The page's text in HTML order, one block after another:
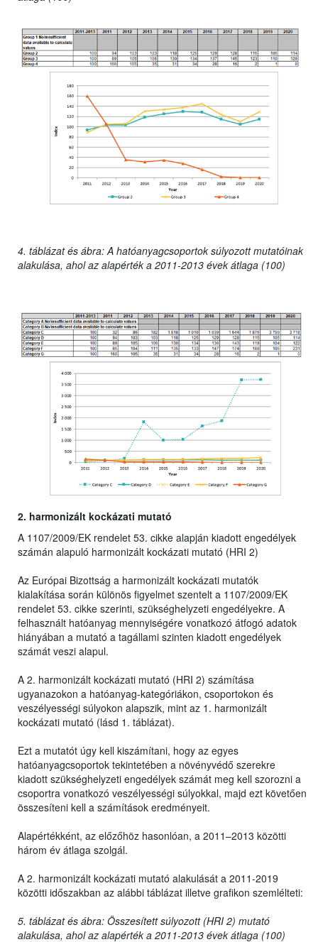
4. táblázat és ábra: A hatóanyagcsoportok súlyozott mutatóinak
alakulása, ahol az alapérték a 2011-2013 évek átlaga (100)
2. harmonizált kockázati mutató
A 1107/2009/EK rendelet 53. cikke alapján kiadott engedélyek
számán alapuló harmonizált kockázati mutató (HRI 2)
Az Európai Bizottság a harmonizált kockázati mutatók
kialakítása során különös figyelmet szentelt a 1107/2009/EK
rendelet 53. cikke szerinti, szükséghelyzeti engedélyekre. A
felhasznált hatóanyag mennyiségére vonatkozó átfogó adatok
hiányában a mutató a tagállami szinten kiadott engedélyek
számát veszi alapul.
A 2. harmonizált kockázati mutató (HRI 2) számítása
ugyanazokon a hatóanyag-kategóriákon, csoportokon és
veszélyességi súlyokon alapszik, mint az 1. harmonizált
kockázati mutató (lásd 1. táblázat).
Ezt a mutatót úgy kell kiszámítani, hogy az egyes
hatóanyagcsoportok tekintetében a növényvédő szerekre
kiadott szükséghelyzeti engedélyek számát meg kell szorozni a
csoportra vonatkozó veszélyességi súlyokkal, majd ezt követően
összesíteni kell a számítások eredményeit.
Alapértékként, az előzőhöz hasonlóan, a 2011–2013 közötti
három év átlaga szolgál.
A 2. harmonizált kockázati mutató alakulását a 2011-2019
közötti időszakban az alábbi táblázat illetve grafikon szemlélteti:
5. táblázat és ábra: Összesített súlyozott (HRI 2) mutató
alakulása, ahol az alapérték a 2011-2013 évek átlaga (100)